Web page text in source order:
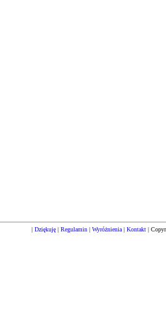
| Dziękuję| Regulamin| Wyróżnienia| Kontakt|